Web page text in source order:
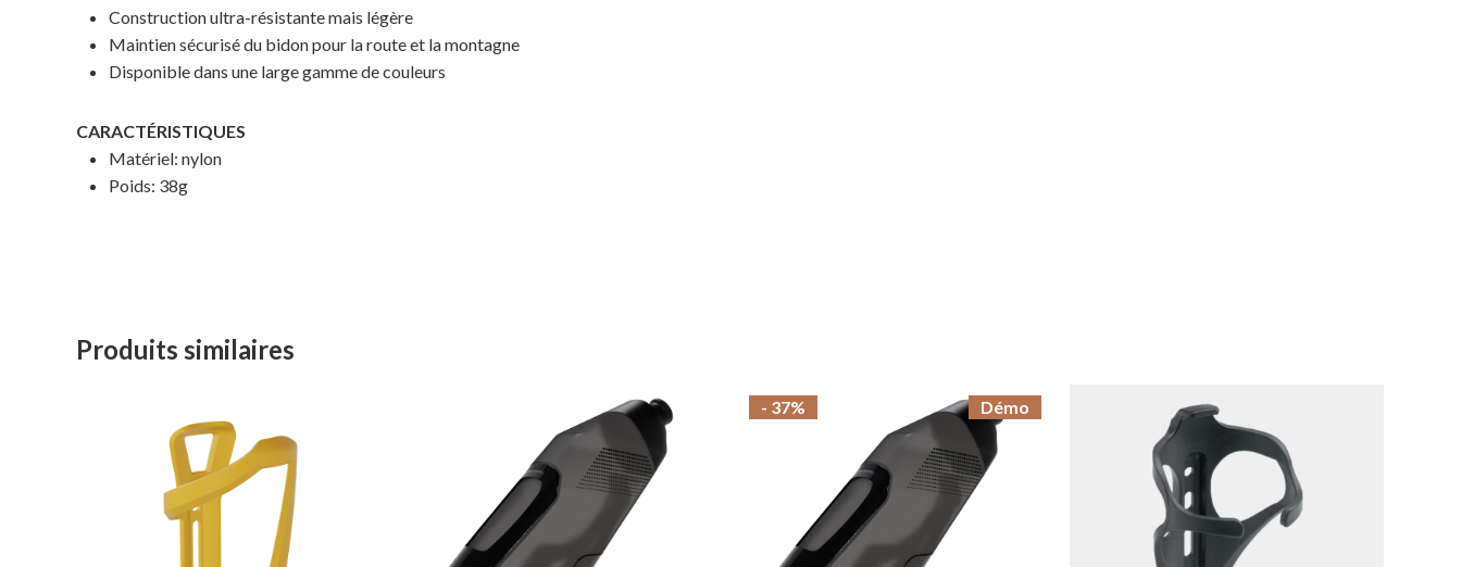
Construction ultra-résistante mais légère
Maintien sécurisé du bidon pour la route et la montagne
Disponible dans une large gamme de couleurs
CARACTÉRISTIQUES
Matériel: nylon
Poids: 38g
Produits similaires
- 37% Démo